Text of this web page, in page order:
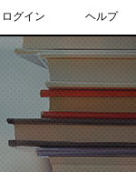
ログイン ヘルプ